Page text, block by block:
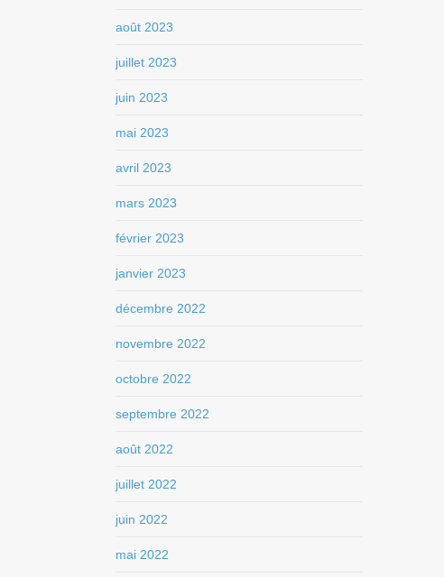
août 2023
juillet 2023
juin 2023
mai 2023
avril 2023
mars 2023
février 2023
janvier 2023
décembre 2022
novembre 2022
octobre 2022
septembre 2022
août 2022
juillet 2022
juin 2022
mai 2022